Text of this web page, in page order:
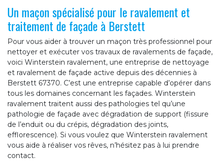
Un maçon spécialisé pour le ravalement et
traitement de façade à Berstett
Pour vous aider à trouver un maçon très professionnel pour
nettoyer et exécuter vos travaux de ravalements de façade,
voici Winterstein ravalement, une entreprise de nettoyage
et ravalement de façade active depuis des décennies à
Berstett 67370. C’est une entreprise capable d’opérer dans
tous les domaines concernant les façades. Winterstein
ravalement traitent aussi des pathologies tel qu’une
pathologie de façade avec dégradation de support (fissure
de l’enduit ou du crépis, dégradation des joints,
efflorescence). Si vous voulez que Winterstein ravalement
vous aide à réaliser vos rêves, n’hésitez pas à lui prendre
contact.